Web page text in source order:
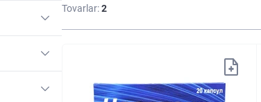
Tovarlar:2